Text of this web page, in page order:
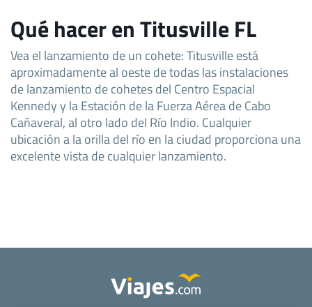
Qué hacer en Titusville FL
Vea el lanzamiento de un cohete: Titusville está
aproximadamente al oeste de todas las instalaciones
de lanzamiento de cohetes del Centro Espacial
Kennedy y la Estación de la Fuerza Aérea de Cabo
Cañaveral, al otro lado del Río Indio. Cualquier
ubicación a la orilla del río en la ciudad proporciona una
excelente vista de cualquier lanzamiento.